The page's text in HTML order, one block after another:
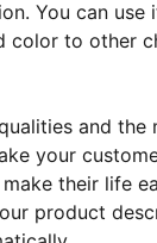
You can
color to other
and the
your
their life
product